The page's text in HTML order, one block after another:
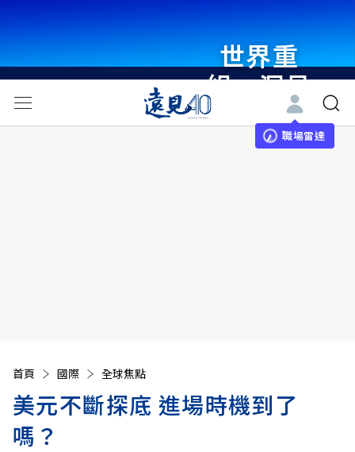
世界重
組・洞見
未來 與
世界領袖
職場雷達
首頁 國際 全球焦點
美元不斷探底 進場時機到了
嗎？